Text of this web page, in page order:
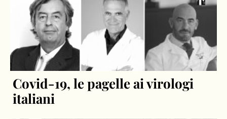
Covid-19, le pagelle ai virologi
italiani